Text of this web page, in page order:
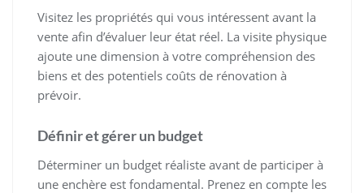
Visitez les propriétés qui vous intéressent avant la
vente afin d’évaluer leur état réel. La visite physique
ajoute une dimension à votre compréhension des
biens et des potentiels coûts de rénovation à
prévoir.
Définir et gérer un budget
Déterminer un budget réaliste avant de participer à
une enchère est fondamental. Prenez en compte les